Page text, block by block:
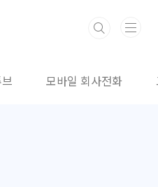
모바일 회사전화